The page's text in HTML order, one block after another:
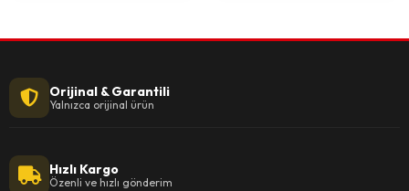
Orijinal & Garantili
Yalnızca orijinal ürün
Hızlı Kargo
Özenli ve hızlı gönderim